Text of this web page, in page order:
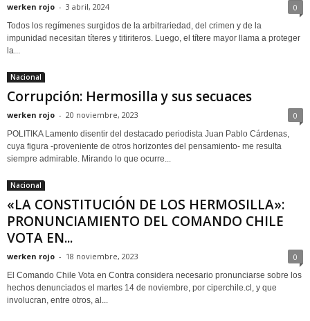
werken rojo - 3 abril, 2024 0
Todos los regímenes surgidos de la arbitrariedad, del crimen y de la
impunidad necesitan títeres y titiriteros. Luego, el títere mayor llama a proteger
la...
Nacional
Corrupción: Hermosilla y sus secuaces
werken rojo - 20 noviembre, 2023 0
POLITIKA Lamento disentir del destacado periodista Juan Pablo Cárdenas,
cuya figura -proveniente de otros horizontes del pensamiento- me resulta
siempre admirable. Mirando lo que ocurre...
Nacional
«LA CONSTITUCIÓN DE LOS HERMOSILLA»:
PRONUNCIAMIENTO DEL COMANDO CHILE
VOTA EN...
werken rojo - 18 noviembre, 2023 0
El Comando Chile Vota en Contra considera necesario pronunciarse sobre los
hechos denunciados el martes 14 de noviembre, por ciperchile.cl, y que
involucran, entre otros, al...